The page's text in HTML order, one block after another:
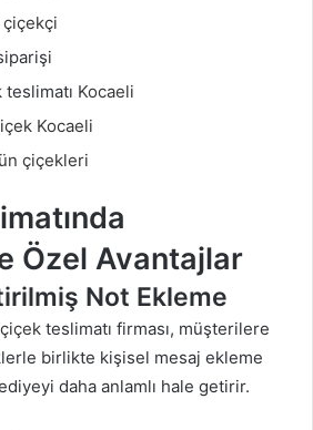
çiçekçi
teslimatı Kocaeli
Kocaeli
çiçekleri
Özel Avantajlar
Not Ekleme
çiçek teslimatı firması, müşterilere
birlikte kişisel mesaj ekleme
daha anlamlı hale getirir.